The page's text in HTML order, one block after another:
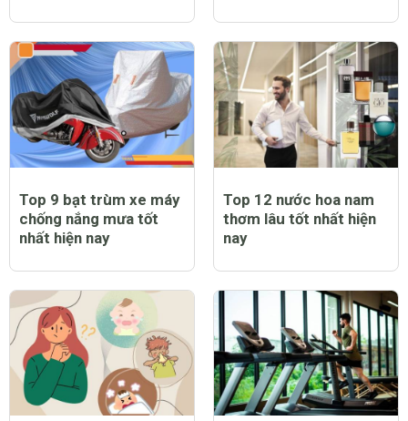
Top 9 bạt trùm xe máy
chống nắng mưa tốt
nhất hiện nay
Top 12 nước hoa nam
thơm lâu tốt nhất hiện
nay